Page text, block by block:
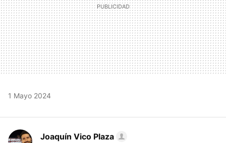
1 Mayo 2024
Joaquín Vico Plaza